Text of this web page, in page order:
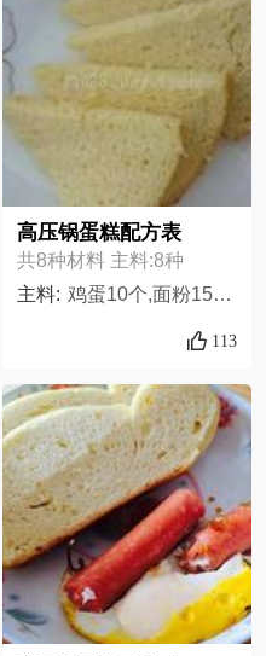
高压锅蛋糕配方表
共8种材料 主料:8种
主料: 鸡蛋10个,面粉150g,食油适量,白糖100g,牛奶200g,奶粉30g,米粉20g,食盐可以不加5g,
113